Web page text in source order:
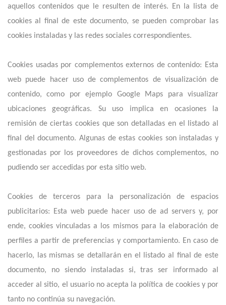
aquellos contenidos que le resulten de interés. En la lista de
cookies al final de este documento, se pueden comprobar las
cookies instaladas y las redes sociales correspondientes.
Cookies usadas por complementos externos de contenido: Esta
web puede hacer uso de complementos de visualización de
contenido, como por ejemplo Google Maps para visualizar
ubicaciones geográficas. Su uso implica en ocasiones la
remisión de ciertas cookies que son detalladas en el listado al
final del documento. Algunas de estas cookies son instaladas y
gestionadas por los proveedores de dichos complementos, no
pudiendo ser accedidas por esta sitio web.
Cookies de terceros para la personalización de espacios
publicitarios: Esta web puede hacer uso de ad servers y, por
ende, cookies vinculadas a los mismos para la elaboración de
perfiles a partir de preferencias y comportamiento. En caso de
hacerlo, las mismas se detallarán en el listado al final de este
documento, no siendo instaladas si, tras ser informado al
acceder al sitio, el usuario no acepta la política de cookies y por
tanto no continúa su navegación.